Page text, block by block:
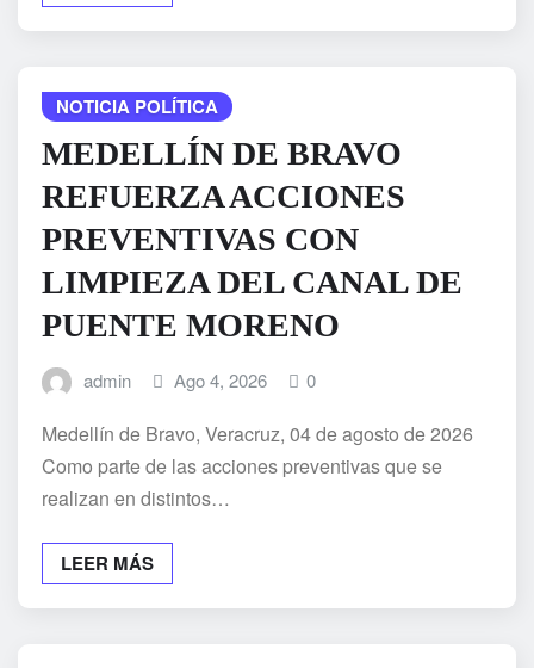
NOTICIA POLÍTICA
MEDELLÍN DE BRAVO
REFUERZA ACCIONES
PREVENTIVAS CON
LIMPIEZA DEL CANAL DE
PUENTE MORENO
admin Ago 4, 2026 0
Medellín de Bravo, Veracruz, 04 de agosto de 2026
Como parte de las acciones preventivas que se
realizan en distintos…
LEER MÁS